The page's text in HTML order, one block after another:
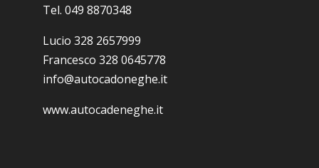
Tel. 049 8870348
Lucio 328 2657999
Francesco 328 0645778
info@autocadoneghe.it
www.autocadeneghe.it